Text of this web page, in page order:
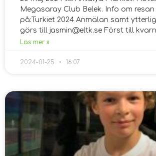
Megasaray Club Belek. Info om resan
på:Turkiet 2024 Anmälan samt
görs till jasmin@eltk.se Först till
Läs mer »
2024-01-25 16:07